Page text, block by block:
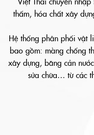
thấm, hóa chất xây
Hệ thống phân phối vật
bao gồm: màng chống
xây dựng, băng cản
sửa chữa… từ các